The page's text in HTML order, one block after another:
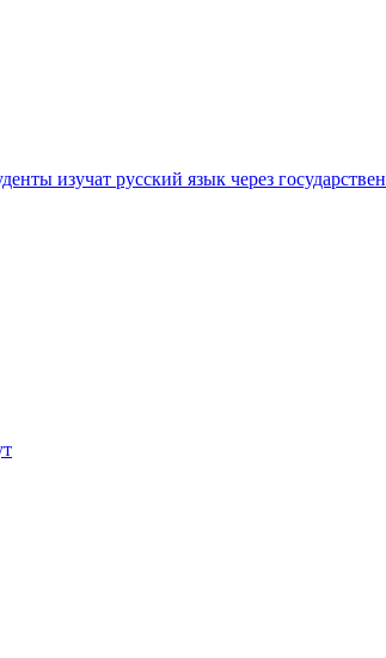
изучат русский язык через